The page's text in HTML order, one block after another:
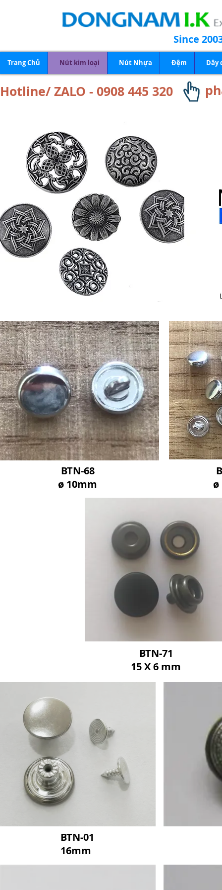
Since
Trang Chủ Nút kim loại Nút Nhựa Đệm Dây
Hotline/ ZALO - 0908 445 320
BTN-68
ø 10mm
ø
BTN-71
15 X 6 mm
BTN-01
16mm